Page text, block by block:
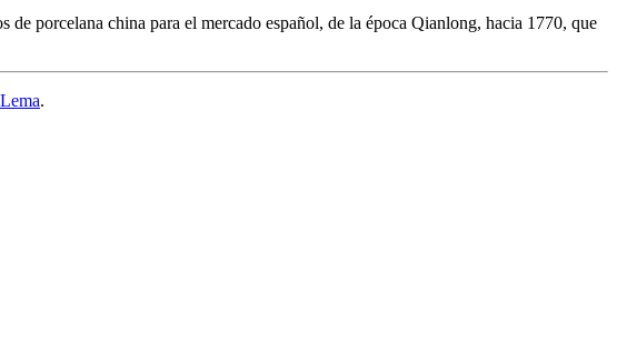
porcelana china para el mercado español, de la época Qianlong, hacia 1770, que
Lema.